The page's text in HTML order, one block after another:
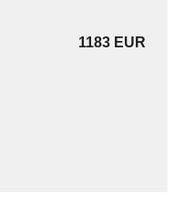
1183 EUR